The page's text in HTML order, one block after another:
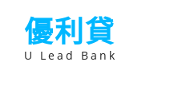
優利貸
U Lead Bank